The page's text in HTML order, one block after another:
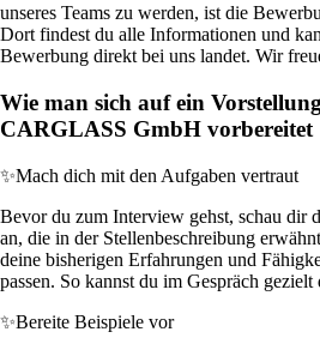
unseres Teams zu werden, ist die
Dort findest du alle Informationen und
Bewerbung direkt bei uns landet. Wir
Wie man sich auf ein
CARGLASS GmbH vorbereitet
✨Mach dich mit den Aufgaben vertraut
Bevor du zum Interview gehst, schau dir
an, die in der Stellenbeschreibung
deine bisherigen Erfahrungen und
passen. So kannst du im Gespräch gezielt
✨Bereite Beispiele vor